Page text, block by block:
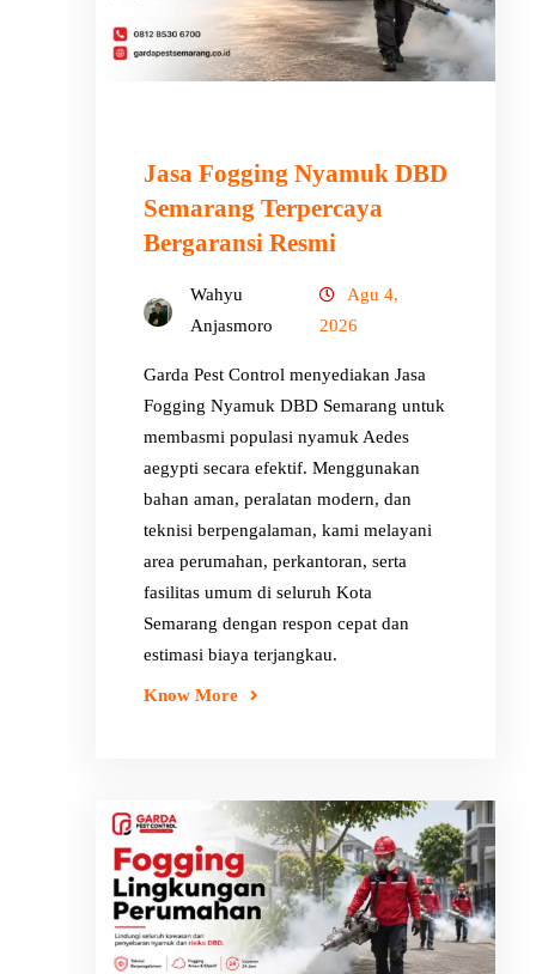
Jasa Fogging Nyamuk DBD
Semarang Terpercaya
Bergaransi Resmi
Wahyu
Anjasmoro
Agu 4,
2026
Garda Pest Control menyediakan Jasa
Fogging Nyamuk DBD Semarang untuk
membasmi populasi nyamuk Aedes
aegypti secara efektif. Menggunakan
bahan aman, peralatan modern, dan
teknisi berpengalaman, kami melayani
area perumahan, perkantoran, serta
fasilitas umum di seluruh Kota
Semarang dengan respon cepat dan
estimasi biaya terjangkau.
Know More